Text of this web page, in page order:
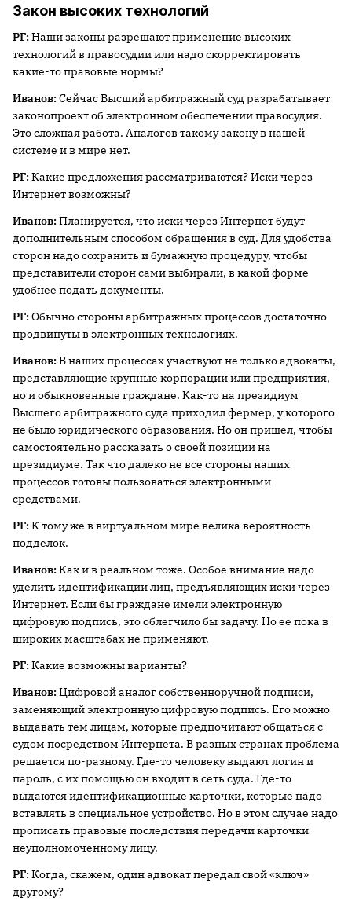
Закон высоких технологий
РГ:Наши законы разрешают применение высоких
технологий в правосудии или надо скорректировать
какие-то правовые нормы?
Иванов:Сейчас Высший арбитражный суд разрабатывает
законопроект об электронном обеспечении правосудия.
Это сложная работа. Аналогов такому закону в нашей
системе и в мире нет.
РГ:Какие предложения рассматриваются? Иски через
Интернет возможны?
Иванов:Планируется, что иски через Интернет будут
дополнительным способом обращения в суд. Для удобства
сторон надо сохранить и бумажную процедуру, чтобы
представители сторон сами выбирали, в какой форме
удобнее подать документы.
РГ:Обычно стороны арбитражных процессов достаточно
продвинуты в электронных технологиях.
Иванов:В наших процессах участвуют не только адвокаты,
представляющие крупные корпорации или предприятия,
но и обыкновенные граждане. Как-то на президиум
Высшего арбитражного суда приходил фермер, у которого
не было юридического образования. Но он пришел, чтобы
самостоятельно рассказать о своей позиции на
президиуме. Так что далеко не все стороны наших
процессов готовы пользоваться электронными
средствами.
РГ:К тому же в виртуальном мире велика вероятность
подделок.
Иванов:Как и в реальном тоже. Особое внимание надо
уделить идентификации лиц, предъявляющих иски через
Интернет. Если бы граждане имели электронную
цифровую подпись, это облегчило бы задачу. Но ее пока в
широких масштабах не применяют.
РГ:Какие возможны варианты?
Иванов:Цифровой аналог собственноручной подписи,
заменяющий электронную цифровую подпись. Его можно
выдавать тем лицам, которые предпочитают общаться с
судом посредством Интернета. В разных странах проблема
решается по-разному. Где-то человеку выдают логин и
пароль, с их помощью он входит в сеть суда. Где-то
выдаются идентификационные карточки, которые надо
вставлять в специальное устройство. Но в этом случае надо
прописать правовые последствия передачи карточки
неуполномоченному лицу.
РГ:Когда, скажем, один адвокат передал свой «ключ»
другому?